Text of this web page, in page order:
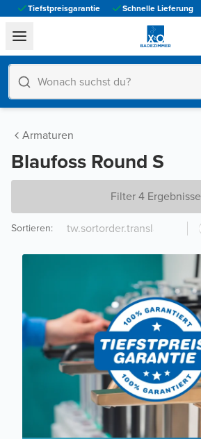
Tiefstpreisgarantie Schnelle Lieferung
general.navigation.toggle_menu.label
Armaturen
Blaufoss Round S
Filter 4 Ergebnisse
Sortieren: